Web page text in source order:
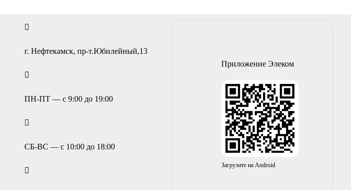
г. Нефтекамск, пр-т.Юбилейный,13
ПН-ПТ — с 9:00 до 19:00
СБ-ВС — с 10:00 до 18:00
Приложение Элеком
Загрузите на Android